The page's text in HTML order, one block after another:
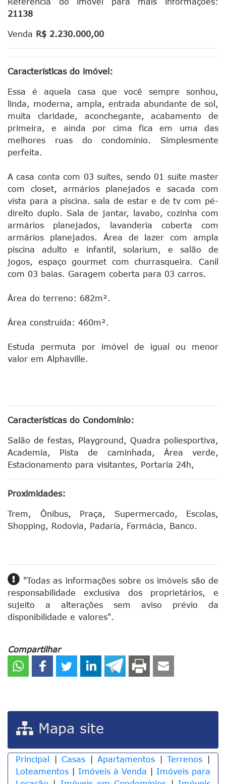
21138
Venda R$ 2.230.000,00
Características do imóvel:
Essa é aquela casa que você sempre sonhou,
linda, moderna, ampla, entrada abundante de sol,
muita claridade, aconchegante, acabamento de
primeira, e ainda por cima fica em uma das
melhores ruas do condomínio. Simplesmente
perfeita.
A casa conta com 03 suítes, sendo 01 suíte master
com closet, armários planejados e sacada com
vista para a piscina. sala de estar e de tv com pé-
direito duplo. Sala de jantar, lavabo, cozinha com
armários planejados, lavanderia coberta com
armários planejados. Área de lazer com ampla
piscina adulto e infantil, solarium, e salão de
jogos, espaço gourmet com churrasqueira. Canil
com 03 baias. Garagem coberta para 03 carros.
Área do terreno: 682m².
Área construída: 460m².
Estuda permuta por imóvel de igual ou menor
valor em Alphaville.
Características do Condomínio:
Salão de festas, Playground, Quadra poliesportiva,
Academia, Pista de caminhada, Área verde,
Estacionamento para visitantes, Portaria 24h,
Proximidades:
Trem, Ônibus, Praça, Supermercado, Escolas,
Shopping, Rodovia, Padaria, Farmácia, Banco.
"Todas as informações sobre os imóveis são de
responsabilidade exclusiva dos proprietários, e
sujeito a alterações sem aviso prévio da
disponibilidade e valores".
Compartilhar
Mapa site
Principal Casas |Apartamentos |Terrenos
Loteamentos
Imóveis à Venda
Imóveis para